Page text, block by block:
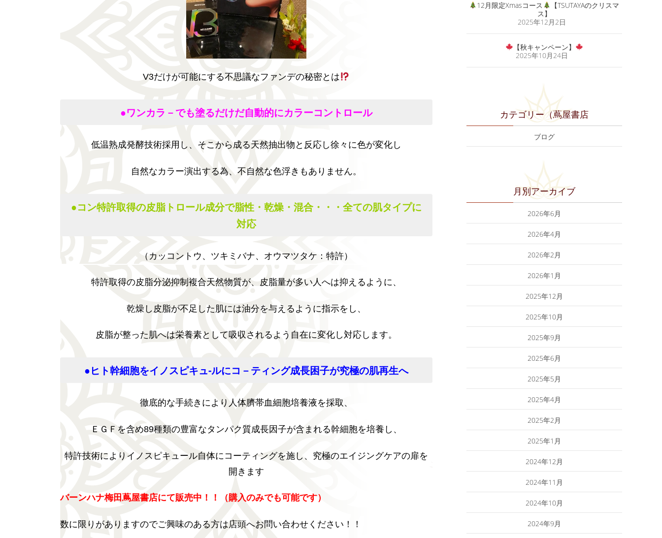
V3だけが可能にする不思議なファンデの秘密とは
●ワンカラ－でも塗るだけだ自動的にカラーコントロール
低温熟成発酵技術採用し、そこから成る天然抽出物と反応し徐々に色が変化し
自然なカラー演出する為、不自然な色浮きもありません。
●コン特許取得の皮脂トロール成分で脂性・乾燥・混合・・・全ての肌タイプに
対応
（カッコントウ、ツキミバナ、オウマツタケ：特許）
特許取得の皮脂分泌抑制複合天然物質が、皮脂量が多い人へは抑えるように、
乾燥し皮脂が不足した肌には油分を与えるように指示をし、
皮脂が整った肌へは栄養素として吸収されるよう自在に変化し対応します。
●ヒト幹細胞をイノスピキュ-ルにコ－ティング成長困子が究極の肌再生へ
徹底的な手続きにより人体臍帯血細胞培養液を採取、
ＥＧＦを含め89種類の豊富なタンパク質成長因子が含まれる幹細胞を培養し、
特許技術によりイノスピキュール自体にコーティングを施し、究極のエイジングケアの扉を
開きます
バーンハナ梅田蔦屋書店にて販売中！！（購入のみでも可能です）
数に限りがありますのでご興味のある方は店頭へお問い合わせください！！
12月限定Xmasコース
【TSUTAYAのクリスマ
ス】
2025年12月2日
【秋キャンペーン】
2025年10月24日
カテゴリー（蔦屋書店
ブログ
月別アーカイブ
2026年6月
2026年4月
2026年2月
2026年1月
2025年12月
2025年10月
2025年9月
2025年6月
2025年5月
2025年4月
2025年2月
2025年1月
2024年12月
2024年11月
2024年10月
2024年9月